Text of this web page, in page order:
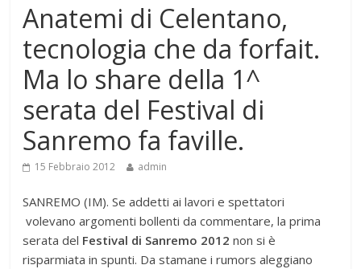
Anatemi di Celentano,
tecnologia che da forfait.
Ma lo share della 1^
serata del Festival di
Sanremo fa faville.
15 Febbraio 2012 admin
SANREMO (IM). Se addetti ai lavori e spettatori
volevano argomenti bollenti da commentare, la prima
serata del Festival di Sanremo 2012 non si è
risparmiata in spunti. Da stamane i rumors aleggiano